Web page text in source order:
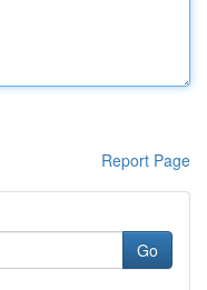
Report Page
Go